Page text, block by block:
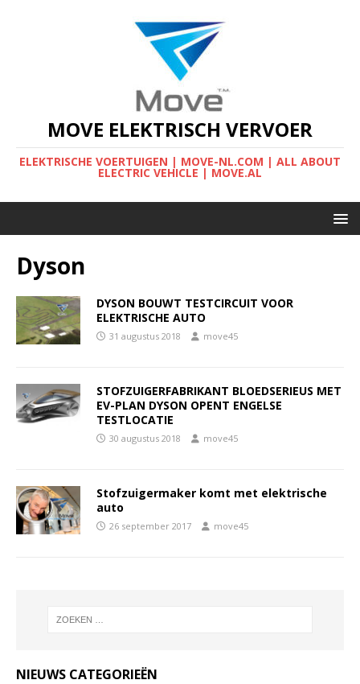
MOVE ELEKTRISCH VERVOER
ELEKTRISCHE VOERTUIGEN | MOVE-NL.COM | ALL ABOUT
ELECTRIC VEHICLE | MOVE.AL
Dyson
DYSON BOUWT TESTCIRCUIT VOOR
ELEKTRISCHE AUTO
31 augustus 2018 move45
STOFZUIGERFABRIKANT BLOEDSERIEUS MET
EV-PLAN DYSON OPENT ENGELSE
TESTLOCATIE
30 augustus 2018 move45
Stofzuigermaker komt met elektrische
auto
26 september 2017 move45
NIEUWS CATEGORIEËN